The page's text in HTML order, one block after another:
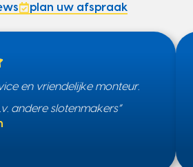
plan uw afspraak
en vriendelijke monteur.
andere slotenmakers”